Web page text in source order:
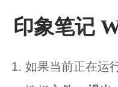
印象笔记
如果当前正在运